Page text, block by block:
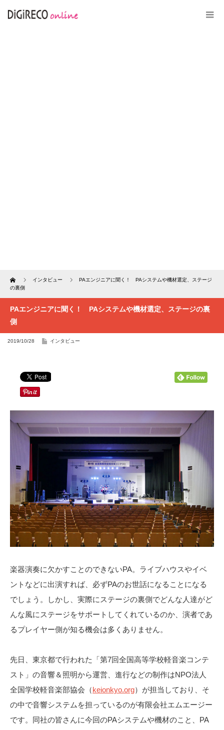
Home インタビュー
PAエンジニアに聞く！ PAシステムや機材選定、ステージ
の裏側
PAエンジニアに聞く！ PAシステムや機材選定、ステージの裏
側
2019/10/28 インタビュー
楽器演奏に欠かすことのできないPA。ライブハウスやイベ
ントなどに出演すれば、必ずPAのお世話になることになる
でしょう。しかし、実際にステージの裏側でどんな人達がど
んな風にステージをサポートしてくれているのか、演者であ
るプレイヤー側が知る機会は多くありません。
先日、東京都で行われた「第7回全国高等学校軽音楽コンテ
スト」 の音響＆照明から運営、進行などの制作はNPO法人
全国学校軽音楽部協会（keionkyo.org）が担当しており、そ
の中で音響システムを担っているのが有限会社エムエージー
です。同社の皆さんに今回のPAシステムや機材のこと、PA